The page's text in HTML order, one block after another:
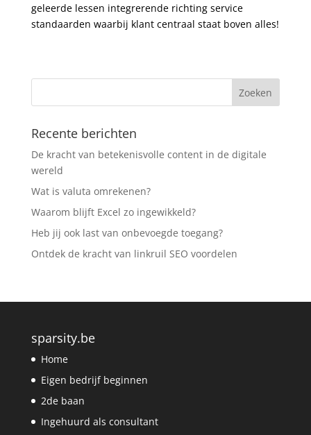
geleerde lessen integrerende richting service
standaarden waarbij klant centraal staat boven alles!
Recente berichten
De kracht van betekenisvolle content in de digitale
wereld
Wat is valuta omrekenen?
Waarom blijft Excel zo ingewikkeld?
Heb jij ook last van onbevoegde toegang?
Ontdek de kracht van linkruil SEO voordelen
sparsity.be
Home
Eigen bedrijf beginnen
2de baan
Ingehuurd als consultant